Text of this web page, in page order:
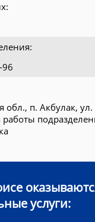
обл., п. Акбулак,
услуги: